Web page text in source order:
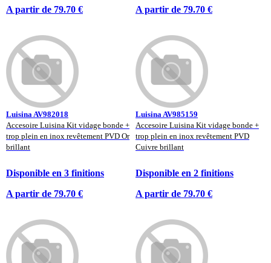
A partir de 79.70 € A partir de 79.70 €
Luisina AV982018
Accesoire Luisina Kit vidage bonde +
trop plein en inox revêtement PVD Or
brillant
Disponible en 3 finitions
A partir de 79.70 €
Luisina AV985159
Accesoire Luisina Kit vidage bonde +
trop plein en inox revêtement PVD
Cuivre brillant
Disponible en 2 finitions
A partir de 79.70 €